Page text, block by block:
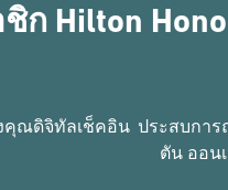
ก Hilton
คุณดิจิทัลเช็คอิน ประสบกา
ตัน ออน